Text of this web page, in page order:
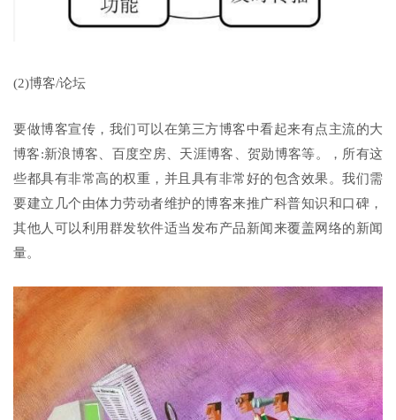
(2)博客/论坛
要做博客宣传，我们可以在第三方博客中看起来有点主流的大
博客:新浪博客、百度空房、天涯博客、贺勋博客等。，所有这
些都具有非常高的权重，并且具有非常好的包含效果。我们需
要建立几个由体力劳动者维护的博客来推广科普知识和口碑，
其他人可以利用群发软件适当发布产品新闻来覆盖网络的新闻
量。